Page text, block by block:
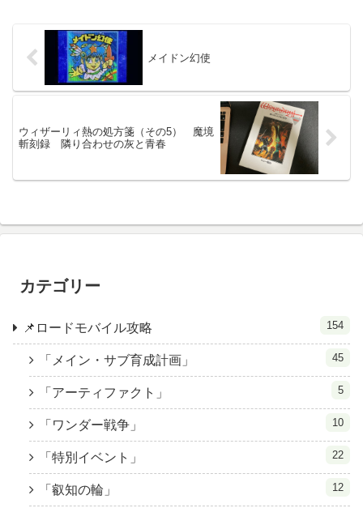
メイドン幻使
ウィザーリィ熱の処方箋（その5） 魔境
斬刻録 隣り合わせの灰と青春
カテゴリー
📌ロードモバイル攻略 154
「メイン・サブ育成計画」 45
「アーティファクト」 5
「ワンダー戦争」 10
「特別イベント」 22
「叡知の輪」 12